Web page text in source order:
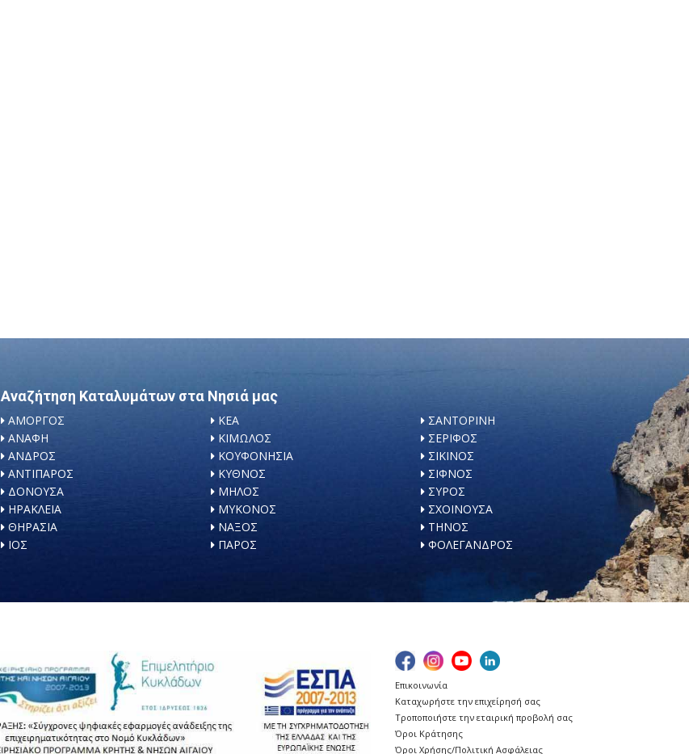
Αναζήτηση Καταλυμάτων στα Νησιά μας
ΑΜΟΡΓΟΣ
ΑΝΑΦΗ
ΑΝΔΡΟΣ
ΑΝΤΙΠΑΡΟΣ
ΔΟΝΟΥΣΑ
ΗΡΑΚΛΕΙΑ
ΘΗΡΑΣΙΑ
ΙΟΣ
ΚΕΑ
ΚΙΜΩΛΟΣ
ΚΟΥΦΟΝΗΣΙΑ
ΚΥΘΝΟΣ
ΜΗΛΟΣ
ΜΥΚΟΝΟΣ
ΝΑΞΟΣ
ΠΑΡΟΣ
ΣΑΝΤΟΡΙΝΗ
ΣΕΡΙΦΟΣ
ΣΙΚΙΝΟΣ
ΣΙΦΝΟΣ
ΣΥΡΟΣ
ΣΧΟΙΝΟΥΣΑ
ΤΗΝΟΣ
ΦΟΛΕΓΑΝΔΡΟΣ
Επικοινωνία
Καταχωρήστε την επιχείρησή σας
Τροποποιήστε την εταιρική προβολή σας
Όροι Κράτησης
Όροι Χρήσης/Πολιτική Ασφάλειας